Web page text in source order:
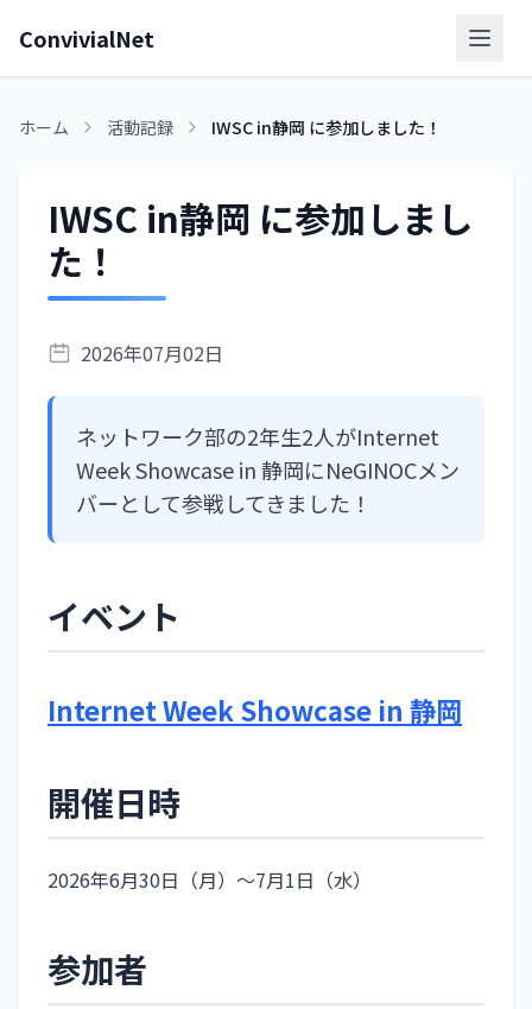
ConvivialNet
ホーム 活動記録 IWSC in静岡 に参加しました！
IWSC in静岡 に参加しまし
た！
2026年07月02日
ネットワーク部の2年生2人がInternet
Week Showcase in 静岡にNeGINOCメン
バーとして参戦してきました！
イベント
Internet Week Showcase in 静岡
開催日時
2026年6月30日（月）〜7月1日（水）
参加者